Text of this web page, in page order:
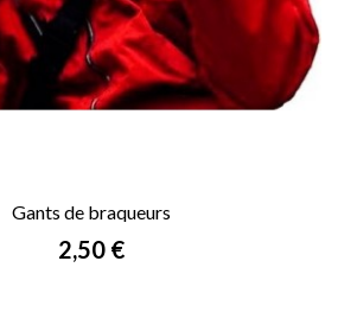
Gants de braqueurs
Prix
2,50 €